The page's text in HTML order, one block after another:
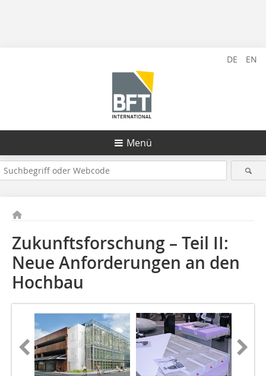
DE EN
Menü
Zukunftsforschung – Teil II:
Neue Anforderungen an den
Hochbau